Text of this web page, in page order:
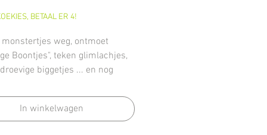
BETAAL ER 4!
monstertjes weg, ontmoet
Boontjes", teken glimlachjes,
biggetjes ... en nog
bevat 28 pagina's met
wat uitleg en etiketten voor
In winkelwagen